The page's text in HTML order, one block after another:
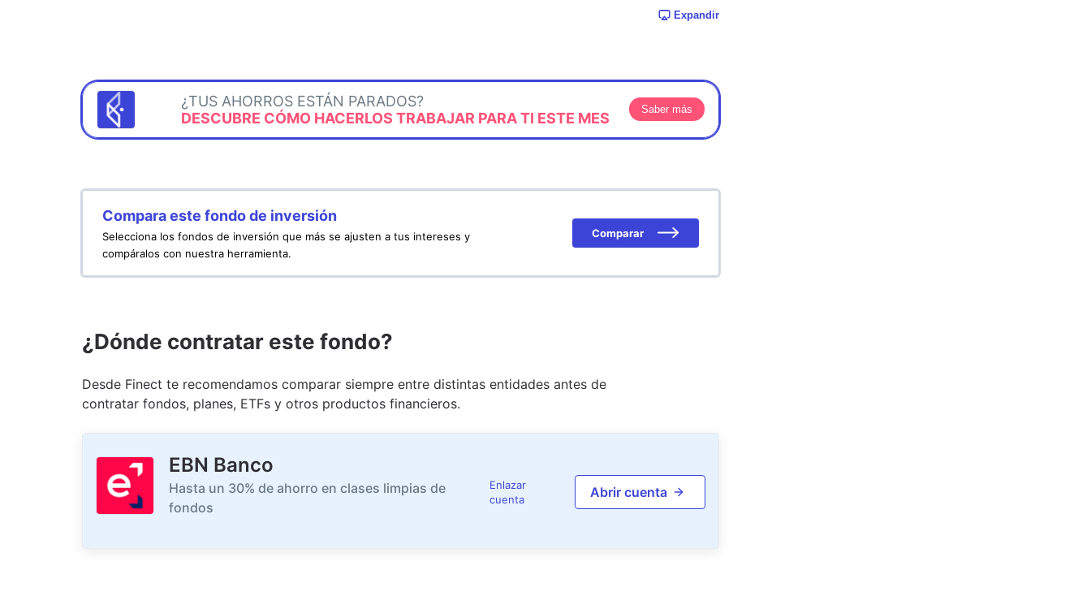
Expandir
¿TUS AHORROS ESTÁN PARADOS?
DESCUBRE CÓMO HACERLOS TRABAJAR PARA TI ESTE MES
Saber más
Compara este fondo de inversión
Selecciona los fondos de inversión que más se ajusten a tus intereses y
compáralos con nuestra herramienta.
Comparar
¿Dónde contratar este fondo?
Desde Finect te recomendamos comparar siempre entre distintas entidades antes de
contratar fondos, planes, ETFs y otros productos financieros.
EBN Banco
Hasta un 30% de ahorro en clases limpias de
fondos
Enlazar
cuenta
Abrir cuenta